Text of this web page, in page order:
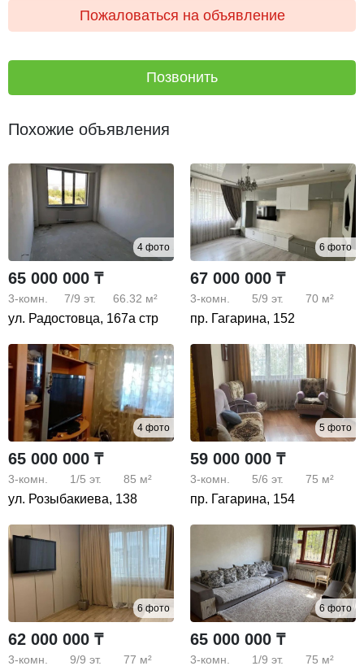
Пожаловаться на объявление
Позвонить
Похожие объявления
4 фото
65 000 000 ₸
3-комн. 7/9 эт. 66.32 м²
ул. Радостовца, 167а стр
6 фото
67 000 000 ₸
3-комн. 5/9 эт. 70 м²
пр. Гагарина, 152
4 фото
65 000 000 ₸
3-комн. 1/5 эт. 85 м²
ул. Розыбакиева, 138
5 фото
59 000 000 ₸
3-комн. 5/6 эт. 75 м²
пр. Гагарина, 154
6 фото
62 000 000 ₸
3-комн. 9/9 эт. 77 м²
6 фото
65 000 000 ₸
3-комн. 1/9 эт. 75 м²